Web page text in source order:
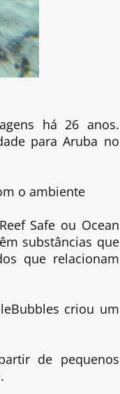
há 26 anos.
para Aruba no
o ambiente
Safe ou Ocean
substâncias que
que relacionam
criou um
de pequenos